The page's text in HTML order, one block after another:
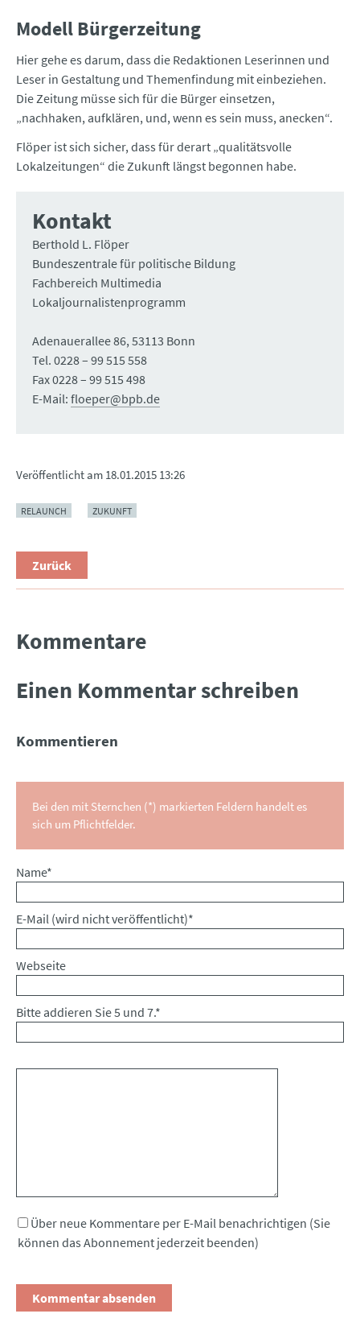
Modell Bürgerzeitung
Hier gehe es darum, dass die Redaktionen Leserinnen und
Leser in Gestaltung und Themenfindung mit einbeziehen.
Die Zeitung müsse sich für die Bürger einsetzen,
„nachhaken, aufklären, und, wenn es sein muss, anecken“.
Flöper ist sich sicher, dass für derart „qualitätsvolle
Lokalzeitungen“ die Zukunft längst begonnen habe.
Kontakt
Berthold L. Flöper
Bundeszentrale für politische Bildung
Fachbereich Multimedia
Lokaljournalistenprogramm
Adenauerallee 86, 53113 Bonn
Tel. 0228 – 99 515 558
Fax 0228 – 99 515 498
E-Mail: floeper@bpb.de
Veröffentlicht am 18.01.2015 13:26
RELAUNCH ZUKUNFT
Zurück
Kommentare
Einen Kommentar schreiben
Kommentieren
Bei den mit Sternchen (*) markierten Feldern handelt es
sich um Pflichtfelder.
Pflichtfeld
Name*
Pflichtfeld
E-Mail (wird nicht veröffentlicht)*
Webseite
Bitte addieren Sie 5 und 7.*
Über neue Kommentare per E-Mail benachrichtigen (Sie
können das Abonnement jederzeit beenden)